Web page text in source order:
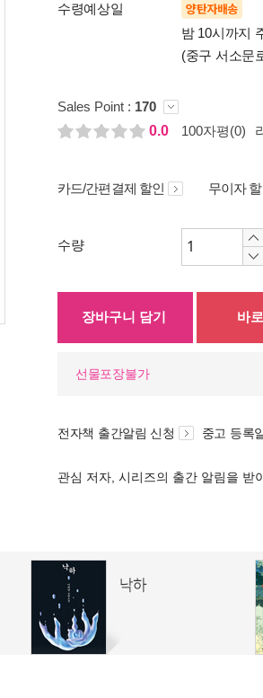
수령예상일 양탄자배송
밤 10시까지
(중구 서소문
Sales Point : 170
0.0
100자평(0)
카드/간편결제 할인 무이자
수량
장바구니 담기 바
선물포장불가
전자책 출간알림 신청 중고 등록
관심 저자, 시리즈의 출간 알림을 받